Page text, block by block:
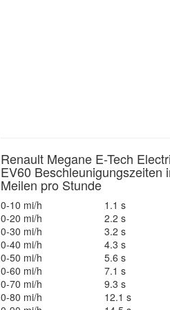
Renault Megane E-Tech
EV60 Beschleunigungszeiten
Meilen pro Stunde
0-10 mi/h
1.1 s
0-20 mi/h
2.2 s
0-30 mi/h
3.2 s
0-40 mi/h
4.3 s
0-50 mi/h
5.6 s
0-60 mi/h
7.1 s
0-70 mi/h
9.3 s
0-80 mi/h
12.1 s